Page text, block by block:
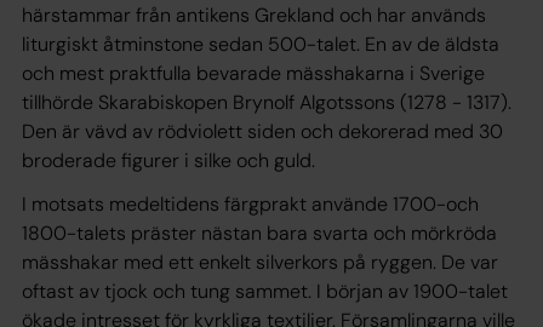
härstammar från antikens Grekland och har används
liturgiskt åtminstone sedan 500-talet. En av de äldsta
och mest praktfulla bevarade mässhakarna i Sverige
tillhörde Skarabiskopen Brynolf Algotssons (1278 - 1317).
Den är vävd av rödviolett siden och dekorerad med 30
broderade figurer i silke och guld.
I motsats medeltidens färgprakt använde 1700-och
1800-talets präster nästan bara svarta och mörkröda
mässhakar med ett enkelt silverkors på ryggen. De var
oftast av tjock och tung sammet. I början av 1900-talet
ökade intresset för kyrkliga textilier. Församlingarna ville